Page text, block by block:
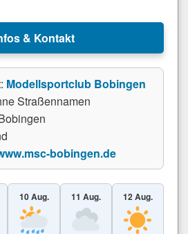
& Kontakt
Modellsportclub Bobingen
Straßennamen
bobingen.de
10 Aug. 11 Aug. 12 Aug.